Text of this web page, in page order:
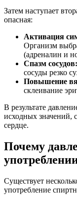
Затем наступает
опасная:
Активация
Организм
(адреналин и
Спазм сосудов:
сосуды резко
Повышение
склеивание
В результате
исходных значений,
сердце.
Почему
Существует
употребление